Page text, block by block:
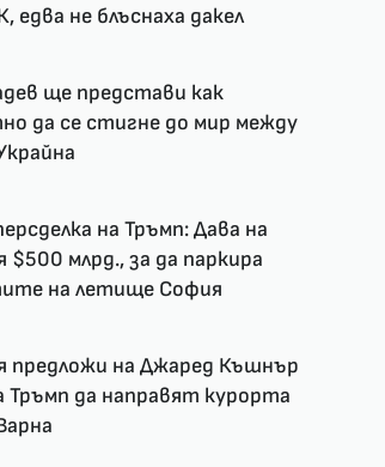
едва не блъснаха дакел
ще представи как
да се стигне до мир между
на Тръмп: Дава на
$500 млрд., за да паркира
на летище София
предложи на Джаред Къшнър
Тръмп да направят курорта